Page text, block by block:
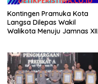
Kontingen Pramuka Kota
Langsa Dilepas Wakil
Walikota Menuju Jamnas XII